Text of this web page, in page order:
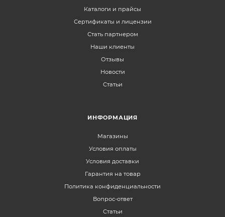
Каталоги и прайсы
Сертификаты и лицензии
Стать партнером
Наши клиенты
Отзывы
Новости
Статьи
ИНФОРМАЦИЯ
Магазины
Условия оплаты
Условия доставки
Гарантия на товар
Политика конфиденциальности
Вопрос-ответ
Статьи